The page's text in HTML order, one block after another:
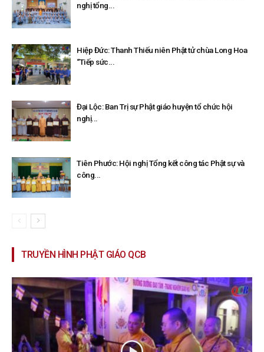
nghị tổng...
Hiệp Đức: Thanh Thiếu niên Phật tử chùa Long Hoa
“Tiếp sức...
Đại Lộc: Ban Trị sự Phật giáo huyện tổ chức hội
nghị...
Tiên Phước: Hội nghị Tổng kết công tác Phật sự và
công...
TRUYỀN HÌNH PHẬT GIÁO QCB